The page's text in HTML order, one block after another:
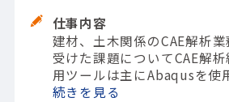
仕事内容
建材、土木関係のCAE解析業
受けた課題についてCAE解
用ツールは主にAbaqusを使
(建設・土木)鋼構造物
続きを